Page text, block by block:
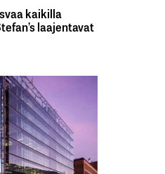
kaikilla
laajentavat